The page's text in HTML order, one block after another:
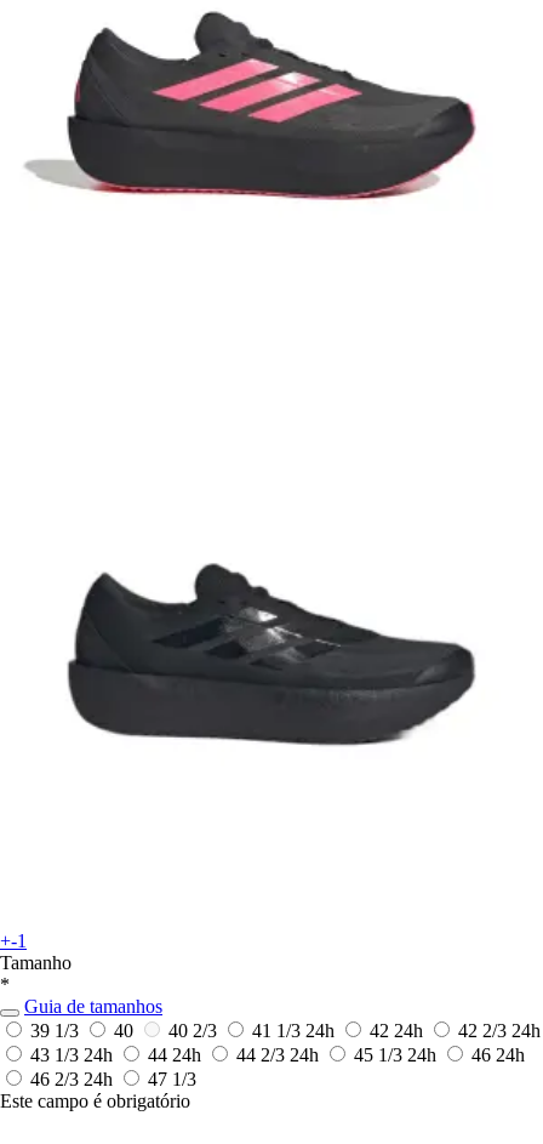
+-1
Tamanho
*
Guia de tamanhos
39 1/3
40 40 2/3 41 1/3 24h 42 24h 42 2/3 24h
43 1/3 24h 44 24h 44 2/3 24h 45 1/3 24h 46 24h
46 2/3 24h
47 1/3
Este campo é obrigatório